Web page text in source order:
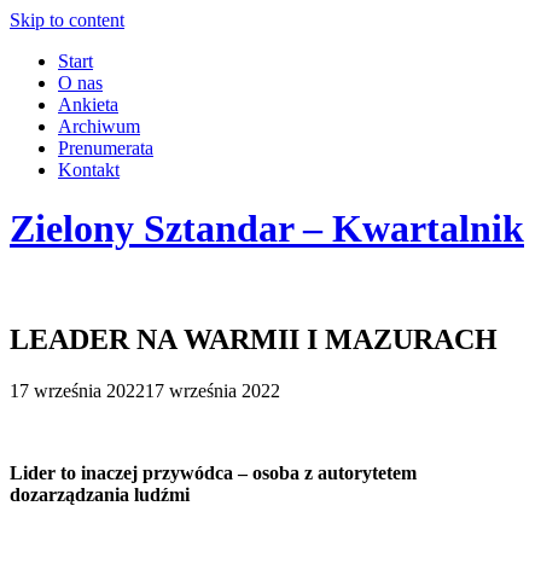
Skip to content
Start
O nas
Ankieta
Archiwum
Prenumerata
Kontakt
Zielony Sztandar – Kwartalnik
LEADER NA WARMII I MAZURACH
17 września 202217 września 2022
Lider to inaczej przywódca – osoba z autorytetem
dozarządzania ludźmi